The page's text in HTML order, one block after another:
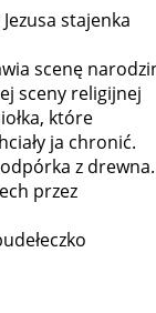
stajenka
scenę
sceny religijnej
które
ja chronić.
z drewna.
przez